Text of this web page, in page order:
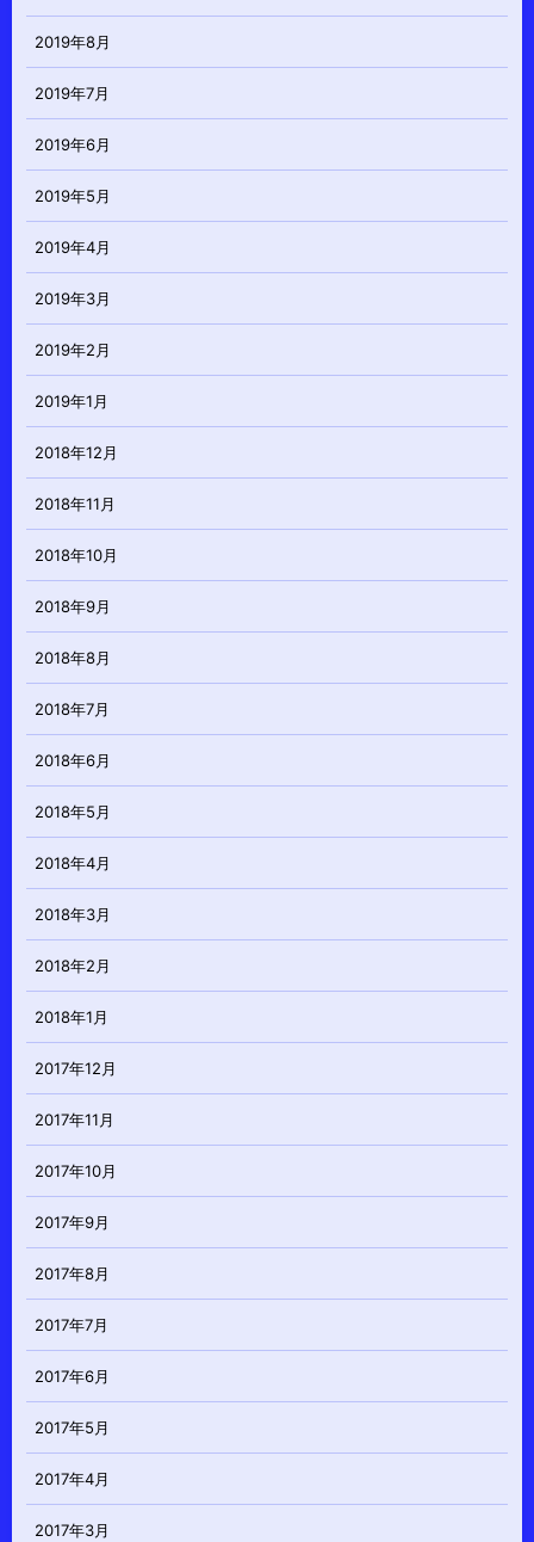
2019年8月
2019年7月
2019年6月
2019年5月
2019年4月
2019年3月
2019年2月
2019年1月
2018年12月
2018年11月
2018年10月
2018年9月
2018年8月
2018年7月
2018年6月
2018年5月
2018年4月
2018年3月
2018年2月
2018年1月
2017年12月
2017年11月
2017年10月
2017年9月
2017年8月
2017年7月
2017年6月
2017年5月
2017年4月
2017年3月